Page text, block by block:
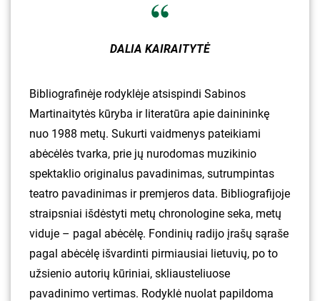
DALIA KAIRAITYTĖ
Bibliografinėje rodyklėje atsispindi Sabinos
Martinaitytės kūryba ir literatūra apie dainininkę
nuo 1988 metų. Sukurti vaidmenys pateikiami
abėcėlės tvarka, prie jų nurodomas muzikinio
spektaklio originalus pavadinimas, sutrumpintas
teatro pavadinimas ir premjeros data. Bibliografijoje
straipsniai išdėstyti metų chronologine seka, metų
viduje – pagal abėcėlę. Fondinių radijo įrašų sąraše
pagal abėcėlę išvardinti pirmiausiai lietuvių, po to
užsienio autorių kūriniai, skliausteliuose
pavadinimo vertimas. Rodyklė nuolat papildoma